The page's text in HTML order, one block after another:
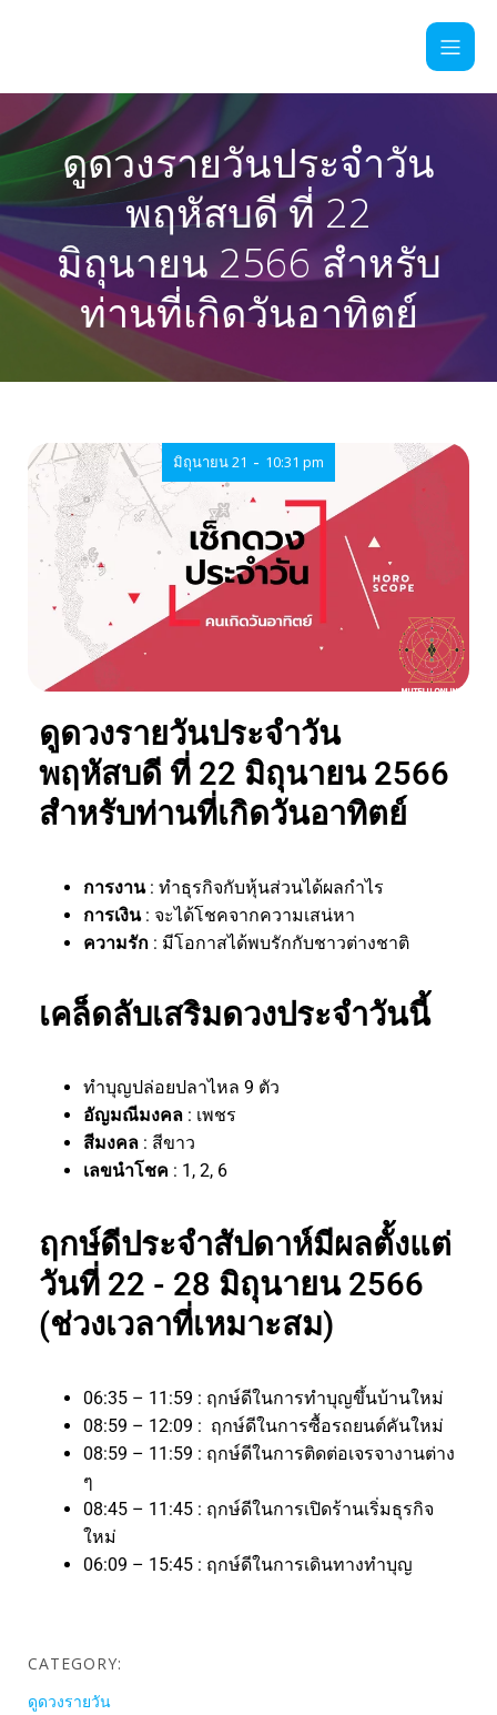
ดูดวงรายวันประจำวัน
พฤหัสบดี ที่ 22
มิถุนายน 2566 สำหรับ
ท่านที่เกิดวันอาทิตย์
มิถุนายน 21 - 10:31 pm
ดูดวงรายวันประจำวัน
พฤหัสบดี ที่ 22 มิถุนายน 2566
สำหรับท่านที่เกิดวันอาทิตย์
การงาน : ทำธุรกิจกับหุ้นส่วนได้ผลกำไร
การเงิน : จะได้โชคจากความเสน่หา
ความรัก : มีโอกาสได้พบรักกับชาวต่างชาติ
เคล็ดลับเสริมดวงประจำวันนี้
ทำบุญปล่อยปลาไหล 9 ตัว
อัญมณีมงคล : เพชร
สีมงคล : สีขาว
เลขนำโชค : 1, 2, 6
ฤกษ์ดีประจำสัปดาห์มีผลตั้งแต่
วันที่ 22 - 28 มิถุนายน 2566
(ช่วงเวลาที่เหมาะสม)
06:35 – 11:59 : ฤกษ์ดีในการทำบุญขึ้นบ้านใหม่
08:59 – 12:09 : ฤกษ์ดีในการซื้อรถยนต์คันใหม่
08:59 – 11:59 : ฤกษ์ดีในการติดต่อเจรจางานต่าง
ๆ
08:45 – 11:45 : ฤกษ์ดีในการเปิดร้านเริ่มธุรกิจ
ใหม่
06:09 – 15:45 : ฤกษ์ดีในการเดินทางทำบุญ
CATEGORY:
ดูดวงรายวัน